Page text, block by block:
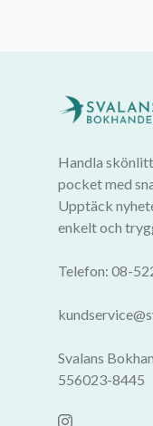
Handla
pocket med
Upptäck
enkelt och
Telefon: 08-
Svalans
556023-8445